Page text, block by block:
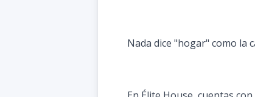
Nada dice "hogar" como la